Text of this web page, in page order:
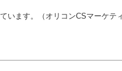
います。（オリコンCSマーケテ